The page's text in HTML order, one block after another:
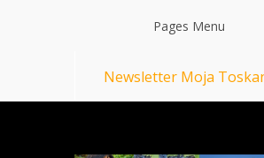
Pages Menu
Newsletter Moja